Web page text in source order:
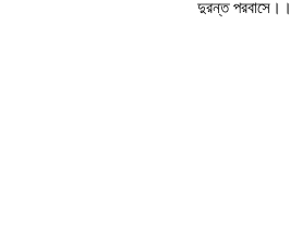
দুরন্ত পরবাসে।।